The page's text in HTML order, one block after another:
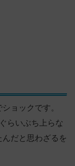
ョックです。
らいぶち上らな
だと思わざるを